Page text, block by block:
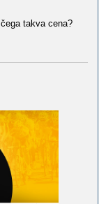
takva cena?